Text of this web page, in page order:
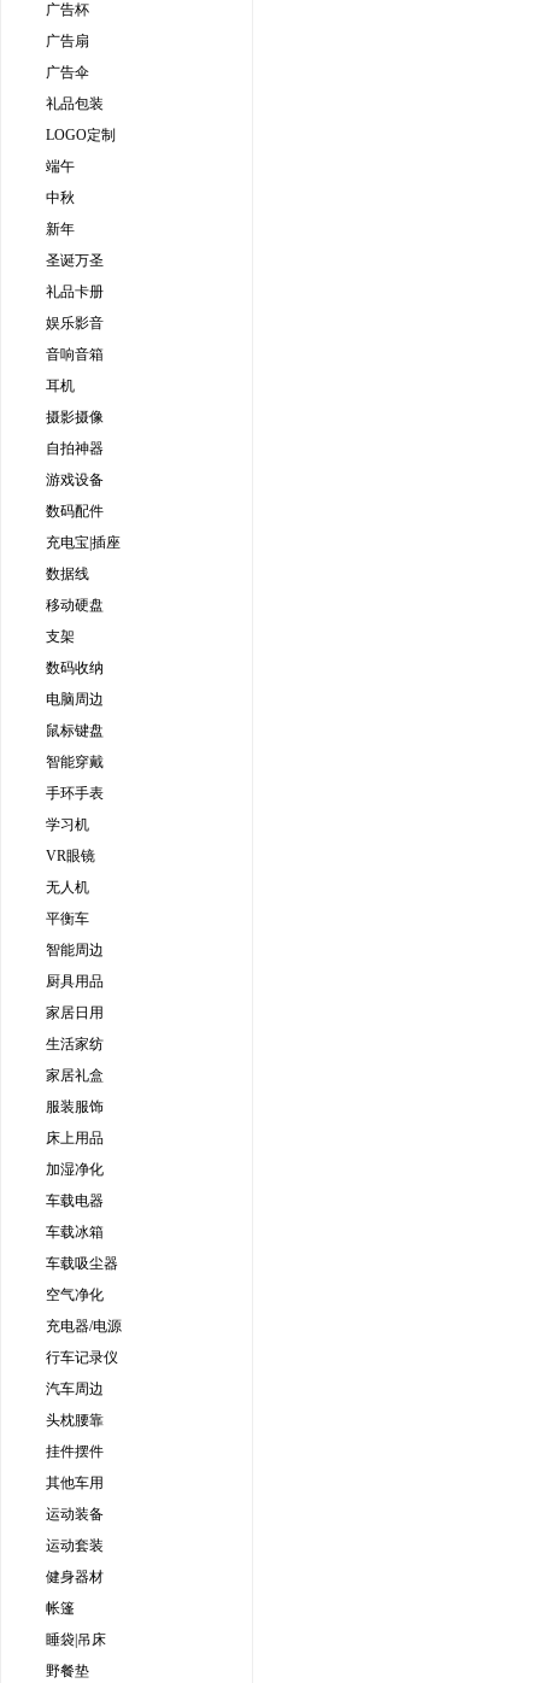
广告杯
广告扇
广告伞
礼品包装
LOGO定制
端午
中秋
新年
圣诞万圣
礼品卡册
娱乐影音
音响音箱
耳机
摄影摄像
自拍神器
游戏设备
数码配件
充电宝|插座
数据线
移动硬盘
支架
数码收纳
电脑周边
鼠标键盘
智能穿戴
手环手表
学习机
VR眼镜
无人机
平衡车
智能周边
厨具用品
家居日用
生活家纺
家居礼盒
服装服饰
床上用品
加湿净化
车载电器
车载冰箱
车载吸尘器
空气净化
充电器/电源
行车记录仪
汽车周边
头枕腰靠
挂件摆件
其他车用
运动装备
运动套装
健身器材
帐篷
睡袋|吊床
野餐垫